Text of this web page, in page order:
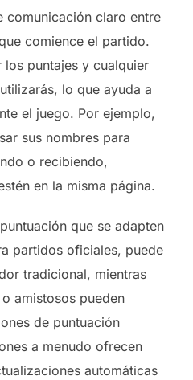
comunicación claro entre
comience el partido.
puntajes y cualquier
lo que ayuda a
el juego. Por ejemplo,
sus nombres para
o recibiendo,
en la misma página.
que se adapten
partidos oficiales, puede
tradicional, mientras
amistosos pueden
de puntuación
a menudo ofrecen
automáticas